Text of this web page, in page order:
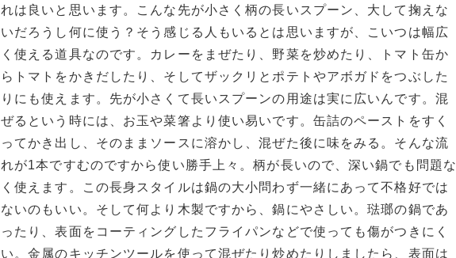
れは良いと思います。こんな先が小さく柄の長いスプーン、大して掬えな
いだろうし何に使う？そう感じる人もいるとは思いますが、こいつは幅広
く使える道具なのです。カレーをまぜたり、野菜を炒めたり、トマト缶か
らトマトをかきだしたり、そしてザックリとポテトやアボガドをつぶした
りにも使えます。先が小さくて長いスプーンの用途は実に広いんです。混
ぜるという時には、お玉や菜箸より使い易いです。缶詰のペーストをすく
ってかき出し、そのままソースに溶かし、混ぜた後に味をみる。そんな流
れが1本ですむのですから使い勝手上々。柄が長いので、深い鍋でも問題な
く使えます。この長身スタイルは鍋の大小問わず一緒にあって不格好では
ないのもいい。そして何より木製ですから、鍋にやさしい。琺瑯の鍋であ
ったり、表面をコーティングしたフライパンなどで使っても傷がつきにく
い。金属のキッチンツールを使って混ぜたり炒めたりしましたら、表面は